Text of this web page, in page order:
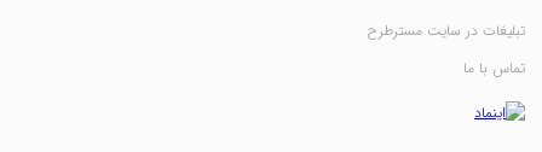
تبلیغات در سایت مسترطرح
تماس با ما